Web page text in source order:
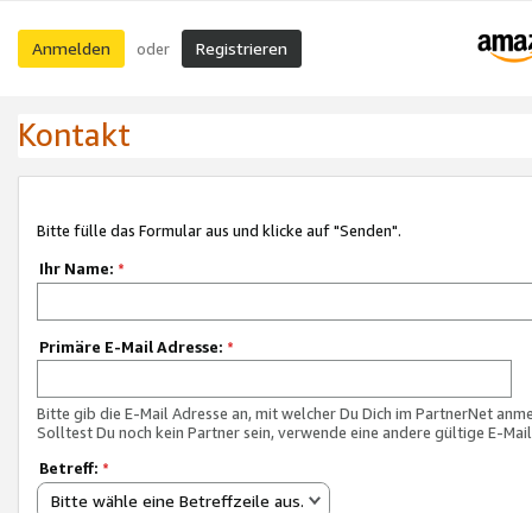
Anmelden oder Registrieren
Kontakt
Bitte fülle das Formular aus und klicke auf "Senden".
Ihr Name: *
Primäre E-Mail Adresse: *
Bitte gib die E-Mail Adresse an, mit welcher Du Dich im PartnerNet
Solltest Du noch kein Partner sein, verwende eine andere gültige E-
Betreff: *
Bitte wähle eine Betreffzeile aus.